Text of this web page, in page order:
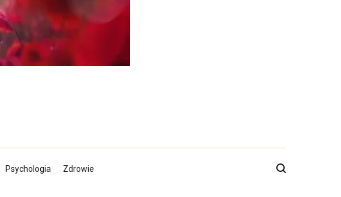
Psychologia Zdrowie